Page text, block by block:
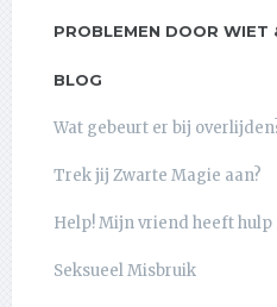
PROBLEMEN DOOR WIET
BLOG
Wat gebeurt er bij
Trek jij Zwarte Magie aan?
Help! Mijn vriend heeft
Seksueel Misbruik